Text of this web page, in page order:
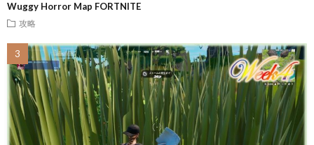
Wuggy Horror Map FORTNITE
攻略